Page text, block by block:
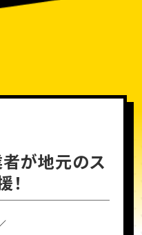
が地元のス